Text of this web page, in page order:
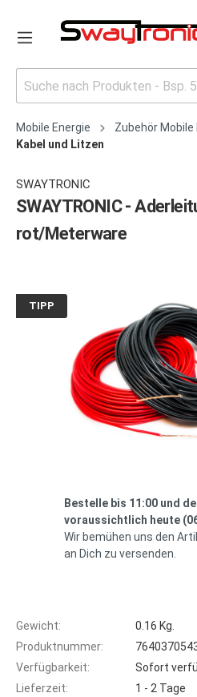
Mobile Energie
Zubehör Mobile
Kabel und Litzen
SWAYTRONIC
SWAYTRONIC -
rot/Meterware
TIPP
Bestelle bis 11:00 und
voraussichtlich heute
Wir bemühen uns den
an Dich zu versenden.
Gewicht:
0.16 Kg.
Produktnummer:
Verfügbarkeit:
Sofort
Lieferzeit:
1 - 2 Tage